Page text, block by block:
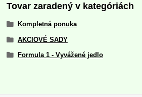
Tovar zaradený v kategóriách
Kompletná ponuka
AKCIOVÉ SADY
Formula 1 - Vyvážené jedlo